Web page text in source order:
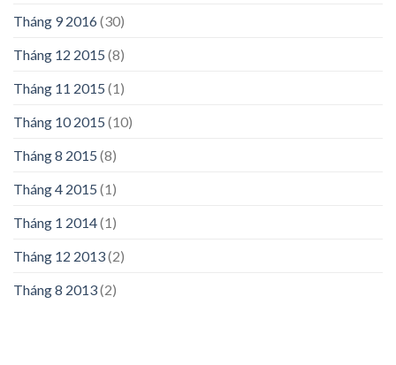
Tháng 9 2016(30)
Tháng 12 2015 (8)
Tháng 11 2015 (1)
Tháng 10 2015 (10)
Tháng 8 2015 (8)
Tháng 4 2015 (1)
Tháng 1 2014(1)
Tháng 12 2013(2)
Tháng 8 2013(2)